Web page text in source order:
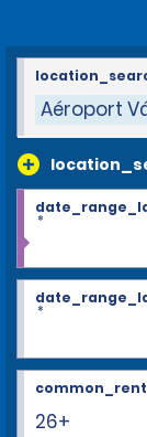
Aéroport
*
*
26+